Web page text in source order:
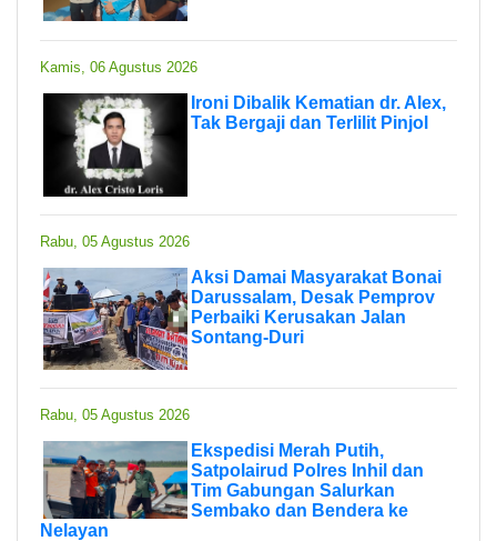
Kamis, 06 Agustus 2026
Ironi Dibalik Kematian dr. Alex,
Tak Bergaji dan Terlilit Pinjol
Rabu, 05 Agustus 2026
Aksi Damai Masyarakat Bonai
Darussalam, Desak Pemprov
Perbaiki Kerusakan Jalan
Sontang-Duri
Rabu, 05 Agustus 2026
Ekspedisi Merah Putih,
Satpolairud Polres Inhil dan
Tim Gabungan Salurkan
Sembako dan Bendera ke
Nelayan